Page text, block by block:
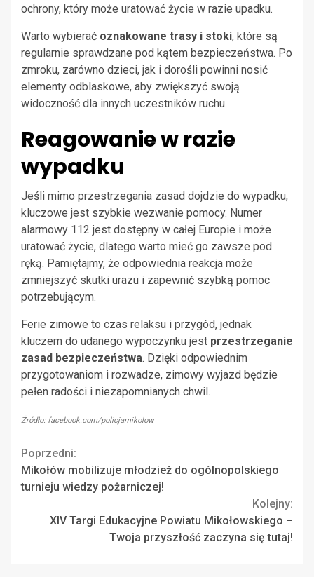
ochrony, który może uratować życie w razie upadku.
Warto wybierać oznakowane trasy i stoki, które są
regularnie sprawdzane pod kątem bezpieczeństwa. Po
zmroku, zarówno dzieci, jak i dorośli powinni nosić
elementy odblaskowe, aby zwiększyć swoją
widoczność dla innych uczestników ruchu.
Reagowanie w razie
wypadku
Jeśli mimo przestrzegania zasad dojdzie do wypadku,
kluczowe jest szybkie wezwanie pomocy. Numer
alarmowy 112 jest dostępny w całej Europie i może
uratować życie, dlatego warto mieć go zawsze pod
ręką. Pamiętajmy, że odpowiednia reakcja może
zmniejszyć skutki urazu i zapewnić szybką pomoc
potrzebującym.
Ferie zimowe to czas relaksu i przygód, jednak
kluczem do udanego wypoczynku jest przestrzeganie
zasad bezpieczeństwa. Dzięki odpowiednim
przygotowaniom i rozwadze, zimowy wyjazd będzie
pełen radości i niezapomnianych chwil.
Źródło: facebook.com/policjamikolow
Continue
Reading
Poprzedni:
Mikołów mobilizuje młodzież do ogólnopolskiego
turnieju wiedzy pożarniczej!
Kolejny:
XIV Targi Edukacyjne Powiatu Mikołowskiego –
Twoja przyszłość zaczyna się tutaj!